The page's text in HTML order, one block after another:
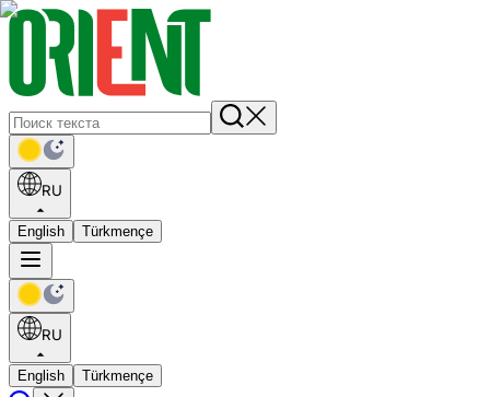
RU
English Türkmençe
RU
English Türkmençe